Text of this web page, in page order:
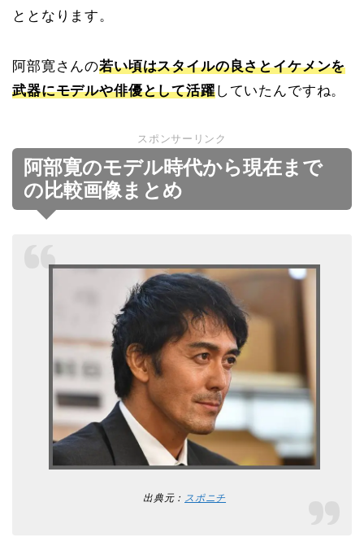
ととなります。
阿部寛さんの若い頃はスタイルの良さとイケメンを
武器にモデルや俳優として活躍していたんですね。
スポンサーリンク
阿部寛のモデル時代から現在まで
の比較画像まとめ
出典元： スポニチ